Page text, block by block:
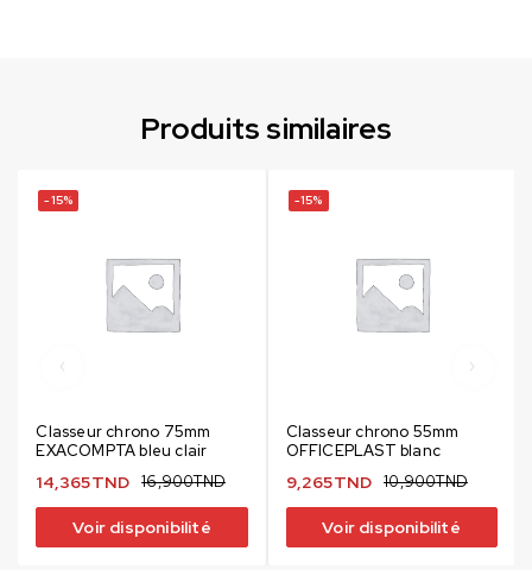
Produits similaires
-15%
Classeur chrono 75mm
EXACOMPTA bleu clair
16,900TND
14,365TND
Voir disponibilité
-15%
Classeur chrono 55mm
OFFICEPLAST blanc
10,900TND
9,265TND
Voir disponibilité